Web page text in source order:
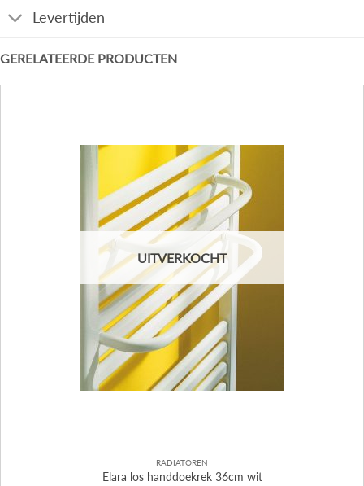
Levertijden
GERELATEERDE PRODUCTEN
UITVERKOCHT
RADIATOREN
Elara los handdoekrek 36cm wit